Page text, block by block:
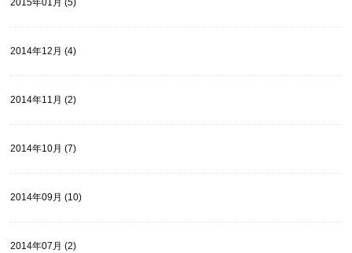
2015年01月 (5)
2014年12月 (4)
2014年11月 (2)
2014年10月 (7)
2014年09月 (10)
2014年07月 (2)